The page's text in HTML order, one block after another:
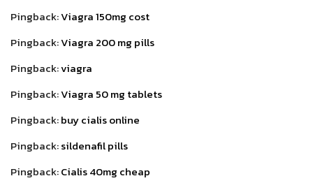
Pingback:Viagra 150mg cost
Pingback:Viagra 200 mg pills
Pingback:viagra
Pingback:Viagra 50 mg tablets
Pingback:buy cialis online
Pingback:sildenafil pills
Pingback:Cialis 40mg cheap